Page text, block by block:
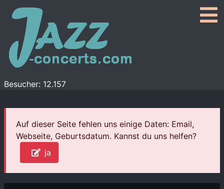
Besucher: 12.157
Auf dieser Seite fehlen uns einige Daten: Email,
Webseite, Geburtsdatum. Kannst du uns helfen?
ja